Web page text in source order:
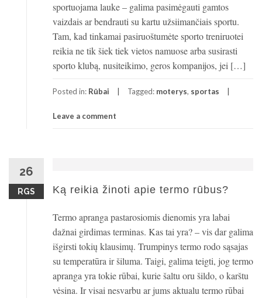
sportuojama lauke – galima pasimėgauti gamtos
vaizdais ar bendrauti su kartu užsiimančiais sportu.
Tam, kad tinkamai pasiruoštumėte sporto treniruotei
reikia ne tik šiek tiek vietos namuose arba susirasti
sporto klubą, nusiteikimo, geros kompanijos, jei […]
Posted in: Rūbai Tagged: moterys, sportas
Leave a comment
26
RGS Ką reikia žinoti apie termo rūbus?
Termo apranga pastarosiomis dienomis yra labai
dažnai girdimas terminas. Kas tai yra? – vis dar galima
išgirsti tokių klausimų. Trumpinys termo rodo sąsajas
su temperatūra ir šiluma. Taigi, galima teigti, jog termo
apranga yra tokie rūbai, kurie šaltu oru šildo, o karštu
vėsina. Ir visai nesvarbu ar jums aktualu termo rūbai